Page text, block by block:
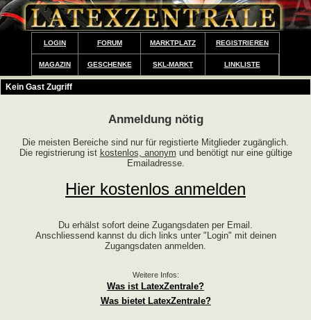
LOGIN FORUM MARKTPLATZ REGISTRIEREN
MAGAZIN GESCHENKE SKL-MARKT LINKLISTE
Kein Gast Zugriff
Anmeldung nötig
Die meisten Bereiche sind nur für registierte Mitglieder zugänglich.
Die registrierung ist kostenlos, anonym und benötigt nur eine gültige
Emailadresse.
Hier kostenlos anmelden
Du erhälst sofort deine Zugangsdaten per Email.
Anschliessend kannst du dich links unter "Login" mit deinen
Zugangsdaten anmelden.
Weitere Infos:
Was ist LatexZentrale?
Was bietet LatexZentrale?